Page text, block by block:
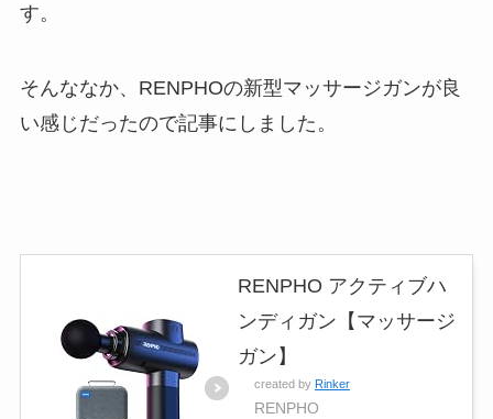
す。
そんななか、RENPHOの新型マッサージガンが良
い感じだったので記事にしました。
RENPHO アクティブハ
ンディガン【マッサージ
ガン】
created by Rinker
RENPHO